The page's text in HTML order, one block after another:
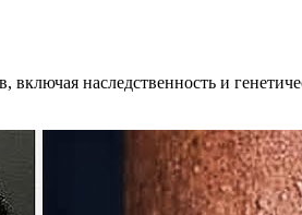
наследственность и